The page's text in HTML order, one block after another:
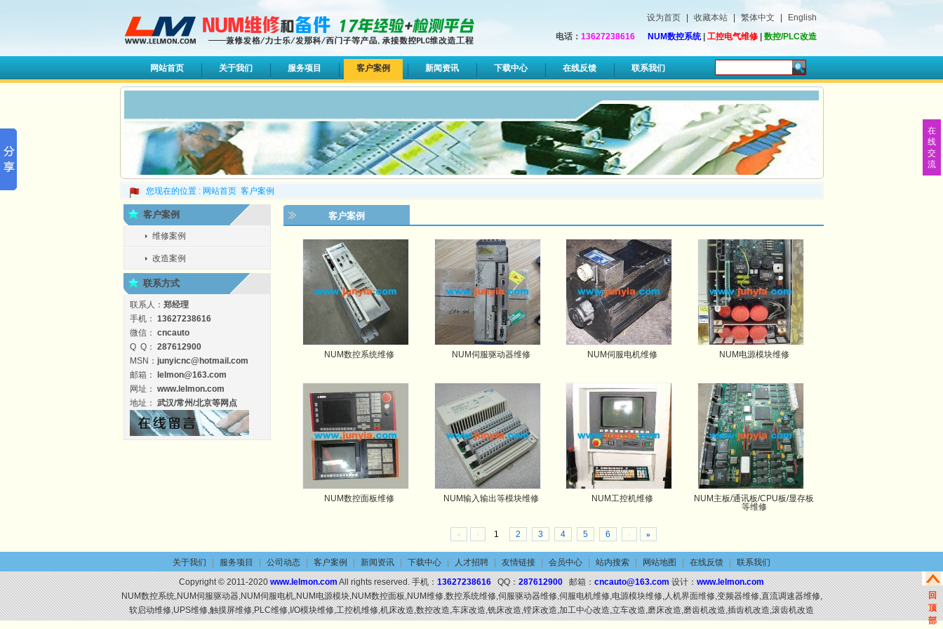
设为首页 收藏本站 繁体中文
English
电话： 13627238616 NUM数控系统| 工控电气维修| 数控/PLC改造
网站首页 关于我们 服务项目 客户案例 新闻资讯 下载中心 在线反馈 联系我们
您现在的位置 : 网站首页 客户案例
客户案例
NUM数控系统维修 NUM伺服驱动器维修 NUM伺服电机维修 NUM电源模块维修
NUM数控面板维修 NUM输入输出等模块维修 NUM工控机维修
NUM主板/通讯板/CPU板/显存板
等维修
« ‹ 1 2 3 4 5 6 › »
客户案例
维修案例
改造案例
联系方式
联系人： 郑经理
手机： 13627238616
微信： cncauto
Q Q： 287612900
MSN： junyicnc@hotmail.com
邮箱：
lelmon@163.com
网址： www.lelmon.com
地址： 武汉/常州/北京等网点
关于我们 服务项目 公司动态 客户案例 新闻资讯 下载中心 人才招聘 友情链接 会员中心 站内搜索 网站地图 在线反馈
联系我们
Copyright © 2011-2020www.lelmon.comAll rights reserved. 手机：13627238616QQ：287612900邮箱：cncauto@163.com 设计：www.lelmon.com
NUM数控系统,NUM伺服驱动器,NUM伺服电机,NUM电源模块,NUM数控面板,NUM维修,数控系统维修,伺服驱动器维修,伺服电机维修,电源模块维修,人机界面维修,变频器维修,直流调速器维修,
软启动维修,UPS维修,触摸屏维修,PLC维修,I/O模块维修,工控机维修,机床改造,数控改造,车床改造,铣床改造,镗床改造,加工中心改造,立车改造,磨床改造,磨齿机改造,插齿机改造,滚齿机改造
在
线
交
流
回
顶
部